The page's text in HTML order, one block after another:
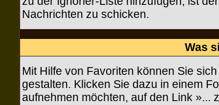
Nachrichten zu schicken.
Was
Mit Hilfe von Favoriten können Sie
gestalten. Klicken Sie dazu in einem
aufnehmen möchten, auf den Link »...